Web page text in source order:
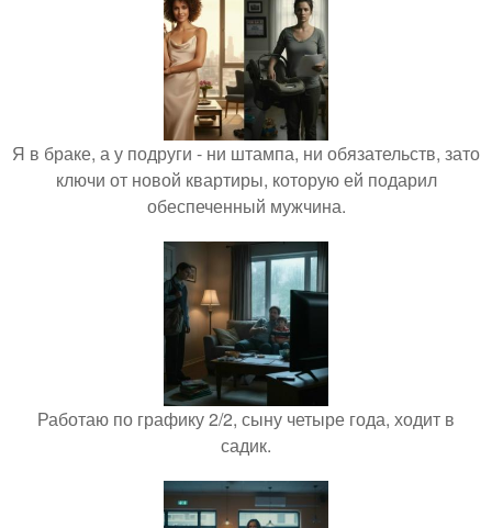
Я в браке, а у подруги - ни штампа, ни обязательств, зато
ключи от новой квартиры, которую ей подарил
обеспеченный мужчина.
Работаю по графику 2/2, сыну четыре года, ходит в
садик.